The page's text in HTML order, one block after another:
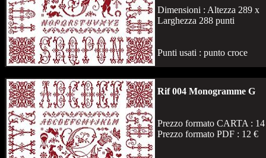
Dimensioni : Altezza 289 x
Larghezza 288 punti
Punti usati : punto croce
Rif 004 Monogramme G
Prezzo formato CARTA :
Prezzo formato PDF : 12 €